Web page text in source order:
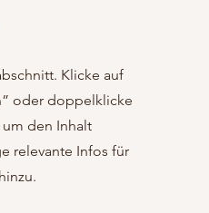
Klicke auf
oder doppelklicke
um den Inhalt
relevante Infos für